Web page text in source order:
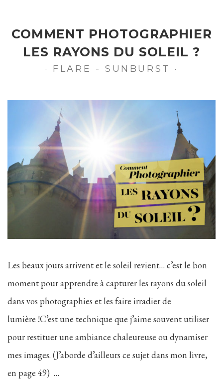
COMMENT PHOTOGRAPHIER
LES RAYONS DU SOLEIL ?
· FLARE - SUNBURST ·
Les beaux jours arrivent et le soleil revient… c’est le bon
moment pour apprendre à capturer les rayons du soleil
dans vos photographies et les faire irradier de
lumière !C’est une technique que j’aime souvent utiliser
pour restituer une ambiance chaleureuse ou dynamiser
mes images. (J’aborde d’ailleurs ce sujet dans mon livre,
en page 49) …